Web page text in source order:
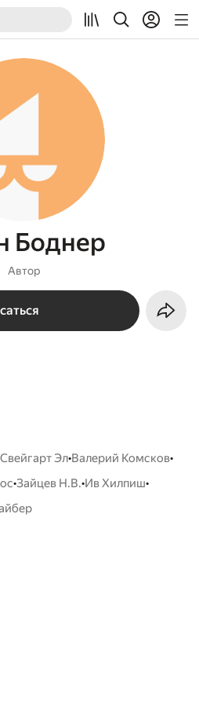
Боднер
Автор
Свейгарт Эл•Валерий Комсков•
•Зайцев Н.В.•Ив Хилпиш•